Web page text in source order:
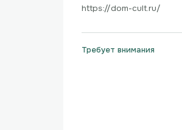
https://dom-cult.ru/
Требует внимания